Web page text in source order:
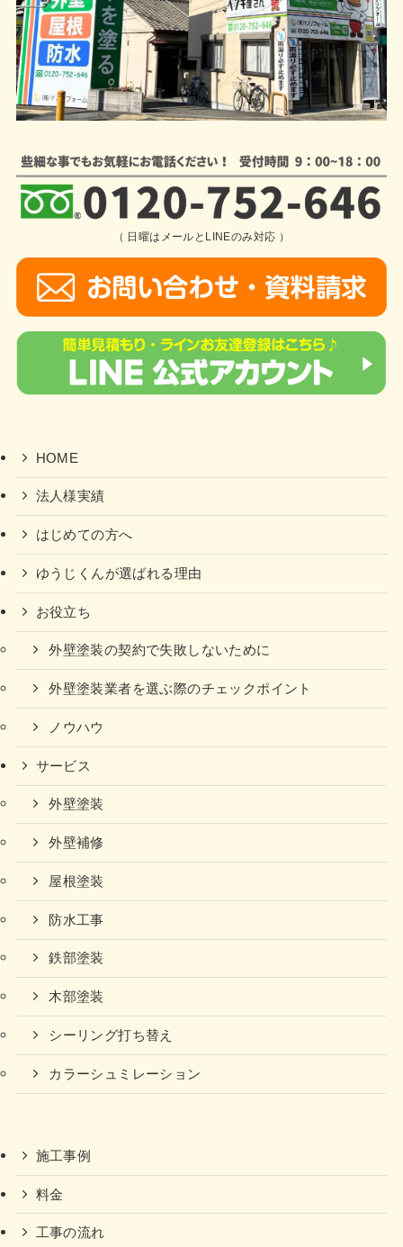
（ 日曜はメールとLINEのみ対応 ）
HOME
法人様実績
はじめての方へ
ゆうじくんが選ばれる理由
お役立ち
外壁塗装の契約で失敗しないために
外壁塗装業者を選ぶ際のチェックポイント
ノウハウ
サービス
外壁塗装
外壁補修
屋根塗装
防水工事
鉄部塗装
木部塗装
シーリング打ち替え
カラーシュミレーション
施工事例
料金
工事の流れ